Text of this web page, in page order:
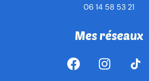
06 14 58 53 21
Mes réseaux